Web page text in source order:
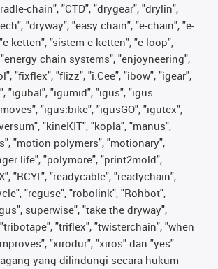
chain", "CTD", "drygear", "drylin",
"dryway", "easy chain", "e-chain", "e-
ketten", "sistem e-ketten", "e-loop",
chain systems", "enjoyneering",
"fixflex", "flizz", "i.Cee", "ibow", "igear",
"igubal", "igumid", "igus", "igus
"igus:bike", "igusGO", "igutex",
"kineKIT", "kopla", "manus",
"motion polymers", "motionary",
life", "polymore", "print2mold",
"RCYL", "readycable", "readychain",
"reguse", "robolink", "Rohbot",
superwise", "take the dryway",
"triflex", "twisterchain", "when
"xirodur", "xiros" dan "yes"
yang dilindungi secara hukum